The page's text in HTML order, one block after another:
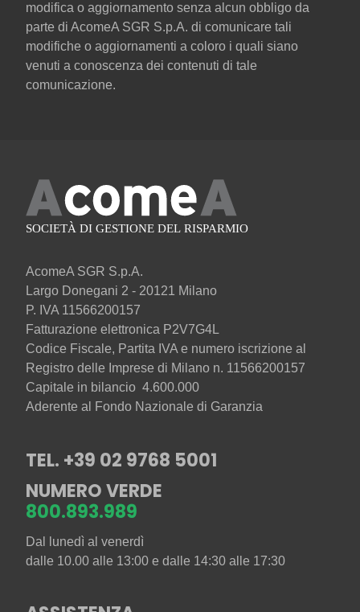
modifica o aggiornamento senza alcun obbligo da
parte di AcomeA SGR S.p.A. di comunicare tali
modifiche o aggiornamenti a coloro i quali siano
venuti a conoscenza dei contenuti di tale
comunicazione.
AcomeA SGR S.p.A.
Largo Donegani 2 - 20121 Milano
P. IVA 11566200157
Fatturazione elettronica P2V7G4L
Codice Fiscale, Partita IVA e numero iscrizione al
Registro delle Imprese di Milano n. 11566200157
Capitale in bilancio 4.600.000
Aderente al Fondo Nazionale di Garanzia
TEL. +39 02 9768 5001
NUMERO VERDE
800.893.989
Dal lunedì al venerdì
dalle 10.00 alle 13:00 e dalle 14:30 alle 17:30